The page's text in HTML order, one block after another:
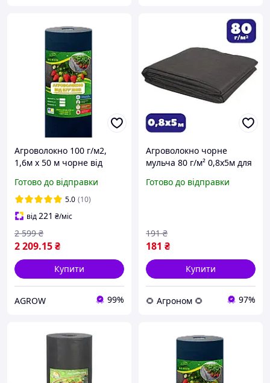
Агроволокно 100 г/м2,
1,6м х 50 м чорне від
Готово до відправки
5.0 (10)
від221 ₴/міс
2 209.15₴
2 599 ₴
Купити
AGROW 99%
Агроволокно чорне
мульча 80 г/м² 0,8х5м для
ґрунту від бурʼянів (br-
Готово до відправки
181 ₴
191 ₴
Купити
🌻 Агроном 🌻 97%